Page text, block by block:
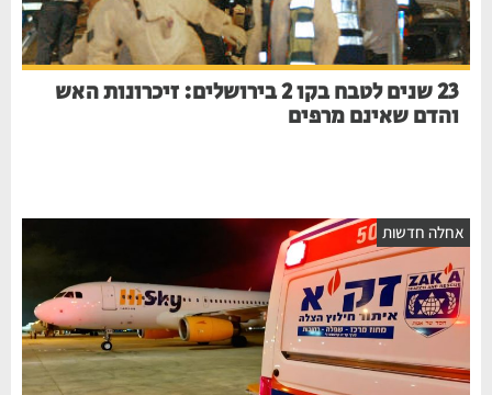
23 שנים לטבח בקו 2 בירושלים: זיכרונות האש
והדם שאינם מרפים
חדשות